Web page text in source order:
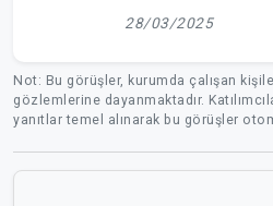
28/03/2025
Not: Bu görüşler, kurumda çalışan
gözlemlerine dayanmaktadır.
yanıtlar temel alınarak bu görüşler